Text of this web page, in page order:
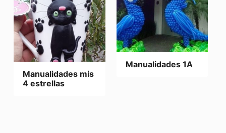
Manualidades 1A
Manualidades mis
4 estrellas